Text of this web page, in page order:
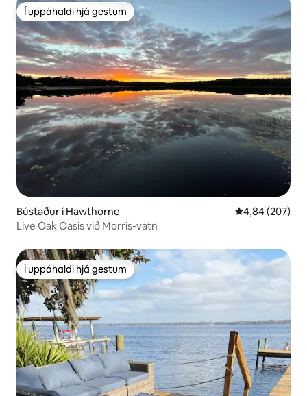
Í uppáhaldi hjá gestum
Í uppáhaldi hjá gestum
Bústaður í Hawthorne 4,84 af 5 í
4,84 (207)
Live Oak Oasis við Morris-vatn
Í uppáhaldi hjá gestum
Í uppáhaldi hjá gestum